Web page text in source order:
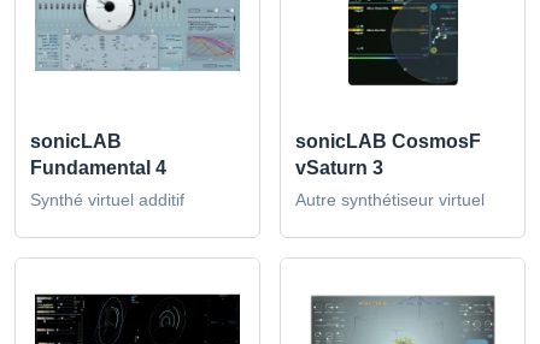
sonicLAB
Fundamental 4
Synthé virtuel additif
sonicLAB CosmosF
vSaturn 3
Autre synthétiseur virtuel